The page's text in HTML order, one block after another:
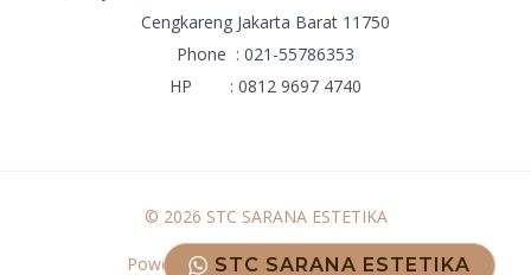
Cengkareng Jakarta Barat 11750
Phone : 021-55786353
HP : 0812 9697 4740
© 2026 STC SARANA ESTETIKA
Powered by STC SARANA ESTETIKA
STC SARANA ESTETIKA